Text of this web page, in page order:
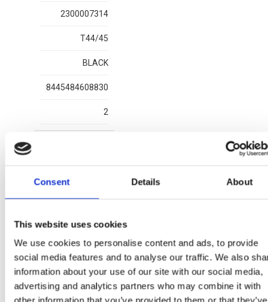
Consent Details About
This website uses cookies
We use cookies to personalise content and ads, to provide
social media features and to analyse our traffic. We also
information about your use of our site with our social media,
advertising and analytics partners who may combine it with
2300007314
T44/45
BLACK
8445484608830
2
Altri articoli MARVEL